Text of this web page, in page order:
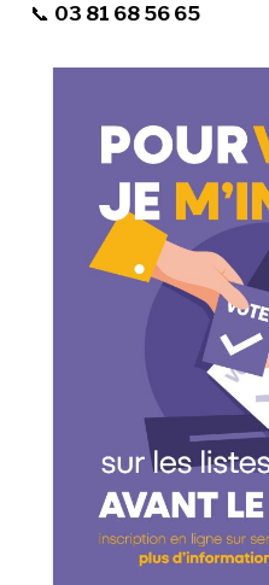
📞 03 81 68 56 65